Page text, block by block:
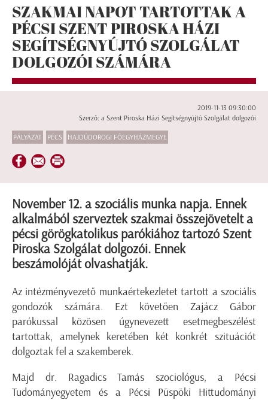
SZAKMAI NAPOT TARTOTTAK A
PÉCSI SZENT PIROSKA HÁZI
SEGÍTSÉGNYÚJTÓ SZOLGÁLAT
DOLGOZÓI SZÁMÁRA
2019-11-13 09:30:00
Szerző: a Szent Piroska Házi Segítségnyújtó Szolgálat dolgozói
PÁLYÁZAT PÉCS HAJDÚDOROGI FŐEGYHÁZMEGYE
November 12. a szociális munka napja. Ennek
alkalmából szerveztek szakmai összejövetelt a
pécsi görögkatolikus parókiához tartozó Szent
Piroska Szolgálat dolgozói. Ennek
beszámolóját olvashatják.
Az intézményvezető munkaértekezletet tartott a szociális
gondozók számára. Ezt követően Zajácz Gábor
parókussal közösen úgynevezett esetmegbeszélést
tartottak, amelynek keretében két konkrét szituációt
dolgoztak fel a szakemberek.
Majd dr. Ragadics Tamás szociológus, a Pécsi
Tudományegyetem és a Pécsi Püspöki Hittudományi